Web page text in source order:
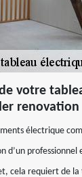
votre
renovation
électrique
d’un
cela requiert de